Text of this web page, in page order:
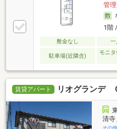
管
1階
敷金なし 一
駐車場(近隣含)
モニ
賃貸アパート リオグランデ
清寺
その